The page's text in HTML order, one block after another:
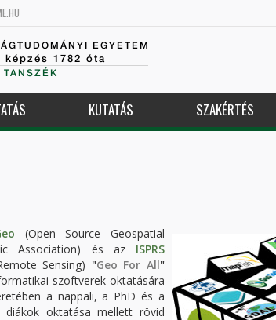
EGYETEM
1782 óta
KUTATÁS SZAKÉRTÉS
(Open Source Geospatial
Association) és az ISPRS
Sensing) "Geo For All"
szoftverek oktatására
a nappali, a PhD és a
diákok oktatása mellett rövid